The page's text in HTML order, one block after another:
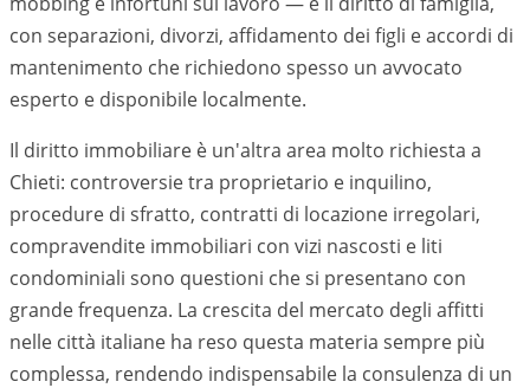
con separazioni, divorzi, affidamento dei figli e accordi di
mantenimento che richiedono spesso un avvocato
esperto e disponibile localmente.
Il diritto immobiliare è un'altra area molto richiesta a
Chieti: controversie tra proprietario e inquilino,
procedure di sfratto, contratti di locazione irregolari,
compravendite immobiliari con vizi nascosti e liti
condominiali sono questioni che si presentano con
grande frequenza. La crescita del mercato degli affitti
nelle città italiane ha reso questa materia sempre più
complessa, rendendo indispensabile la consulenza di un